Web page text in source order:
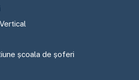
școala de șoferi